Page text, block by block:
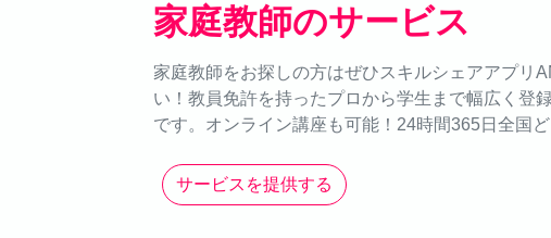
家庭教師のサービス
家庭教師をお探しの方はぜひスキルシェアアプリ
い！教員免許を持ったプロから学生まで幅広く登
です。オンライン講座も可能！24時間365日全国
サービスを提供する